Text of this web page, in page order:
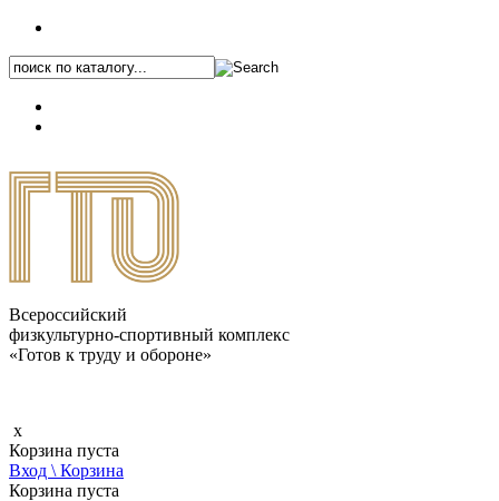
Всероссийский
физкультурно-спортивный комплекс
«Готов к труду и обороне»
x
Корзина пуста
Вход \ Корзина
Корзина пуста